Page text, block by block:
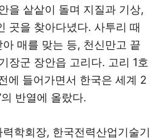
을 샅샅이 돌며 지질과 기상,
곳을 찾아다녔다. 사투리 때
매를 맞는 등, 천신만고 끝
장군 장안읍 고리다. 고리 1호
에 들어가면서 한국은 세계 2
의 반열에 올랐다.
학회장, 한국전력산업기술기